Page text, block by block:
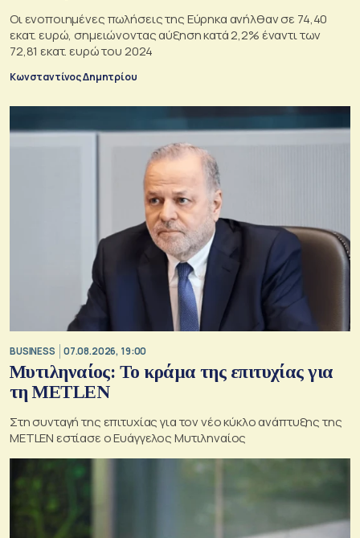
Οι ενοποιημένες πωλήσεις της Εύρηκα ανήλθαν σε 74,40
εκατ. ευρώ, σημειώνοντας αύξηση κατά 2,2% έναντι των
72,81 εκατ. ευρώ του 2024
Κωνσταντίνος Δημητρίου
BUSINESS 07.08.2026, 19:00
Μυτιληναίος: Το κράμα της επιτυχίας για
τη METLEN
Στη συνταγή της επιτυχίας για τον νέο κύκλο ανάπτυξης της
METLEN εστίασε ο Ευάγγελος Μυτιληναίος